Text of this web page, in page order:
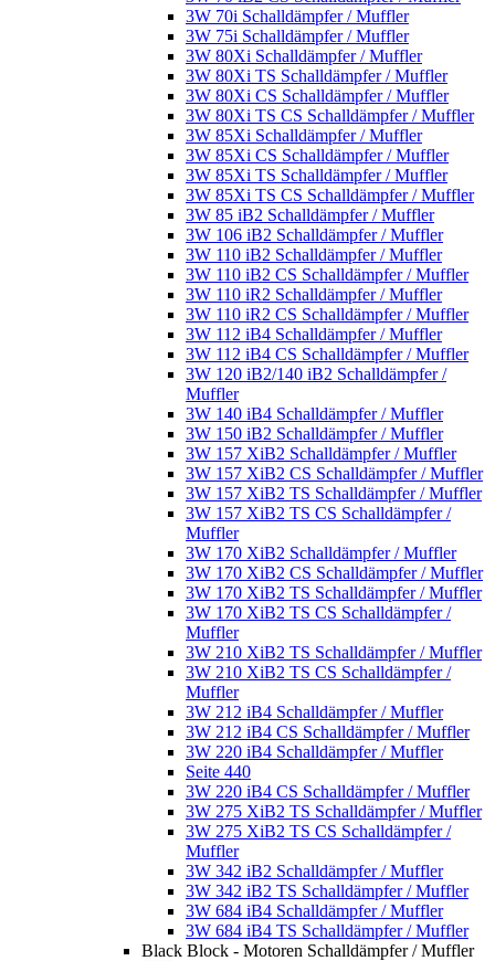
3W 70i Schalldämpfer / Muffler
3W 75i Schalldämpfer / Muffler
3W 80Xi Schalldämpfer / Muffler
3W 80Xi TS Schalldämpfer / Muffler
3W 80Xi CS Schalldämpfer / Muffler
3W 80Xi TS CS Schalldämpfer / Muffler
3W 85Xi Schalldämpfer / Muffler
3W 85Xi CS Schalldämpfer / Muffler
3W 85Xi TS Schalldämpfer / Muffler
3W 85Xi TS CS Schalldämpfer / Muffler
3W 85 iB2 Schalldämpfer / Muffler
3W 106 iB2 Schalldämpfer / Muffler
3W 110 iB2 Schalldämpfer / Muffler
3W 110 iB2 CS Schalldämpfer / Muffler
3W 110 iR2 Schalldämpfer / Muffler
3W 110 iR2 CS Schalldämpfer / Muffler
3W 112 iB4 Schalldämpfer / Muffler
3W 112 iB4 CS Schalldämpfer / Muffler
3W 120 iB2/140 iB2 Schalldämpfer /
Muffler
3W 140 iB4 Schalldämpfer / Muffler
3W 150 iB2 Schalldämpfer / Muffler
3W 157 XiB2 Schalldämpfer / Muffler
3W 157 XiB2 CS Schalldämpfer / Muffler
3W 157 XiB2 TS Schalldämpfer / Muffler
3W 157 XiB2 TS CS Schalldämpfer /
Muffler
3W 170 XiB2 Schalldämpfer / Muffler
3W 170 XiB2 CS Schalldämpfer / Muffler
3W 170 XiB2 TS Schalldämpfer / Muffler
3W 170 XiB2 TS CS Schalldämpfer /
Muffler
3W 210 XiB2 TS Schalldämpfer / Muffler
3W 210 XiB2 TS CS Schalldämpfer /
Muffler
3W 212 iB4 Schalldämpfer / Muffler
3W 212 iB4 CS Schalldämpfer / Muffler
3W 220 iB4 Schalldämpfer / Muffler
Seite 440
3W 220 iB4 CS Schalldämpfer / Muffler
3W 275 XiB2 TS Schalldämpfer / Muffler
3W 275 XiB2 TS CS Schalldämpfer /
Muffler
3W 342 iB2 Schalldämpfer / Muffler
3W 342 iB2 TS Schalldämpfer / Muffler
3W 684 iB4 Schalldämpfer / Muffler
3W 684 iB4 TS Schalldämpfer / Muffler
Black Block - Motoren Schalldämpfer / Muffler